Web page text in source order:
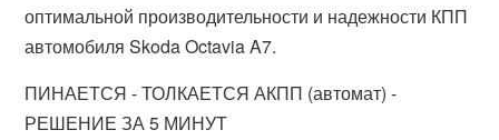
оптимальной производительности и надежности КПП
автомобиля Skoda Octavia A7.
ПИНАЕТСЯ - ТОЛКАЕТСЯ АКПП (автомат) -
РЕШЕНИЕ ЗА 5 МИНУТ